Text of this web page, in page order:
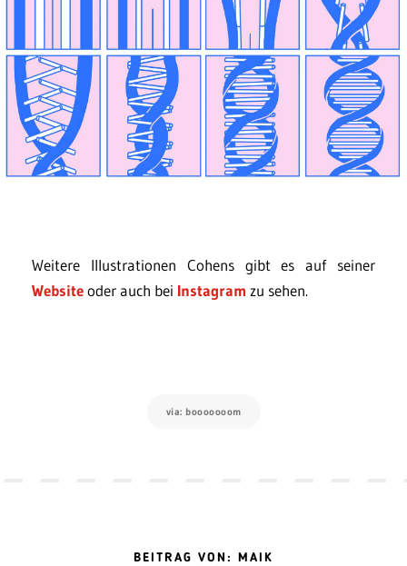
Weitere Illustrationen Cohens gibt es auf seiner
Websiteoder auch bei Instagram zu sehen.
via: booooooom
BEITRAG VON: MAIK